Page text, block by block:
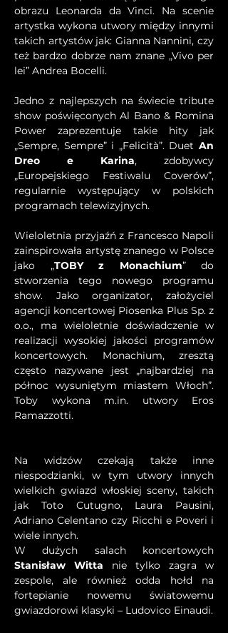
obrazu Leonarda da Vinci. Na scenie
artystka wykona utwory między innymi
takich artystów jak: Gianna Nannini, czy
też bardzo dobrze nam znane „Vivo per
lei” Andrea Bocelli.
Jedno z najlepszych na świecie tribute
show poświęconych Al Bano & Romina
Power zaprezentuje takie hity jak
„Sempre, Sempre” i „Felicità”. Duet An
Dreo e Karina, zdobywcy
„Europejskiego Festiwalu Coverów”,
regularnie występujący w polskich
programach telewizyjnych.
Wieloletnia przyjaźń z Francesco Napoli
zainspirowała artystę znanego w Polsce
jako „TOBY z Monachium” do
stworzenia tego nowego programu
show. Jako organizator, założyciel
agencji koncertowej Piosenka Plus Sp. z
o.o., ma wieloletnie doświadczenie w
realizacji wysokiej jakości programów
koncertowych. Monachium, zresztą
często nazywane jest „najbardziej na
północ wysuniętym miastem Włoch”.
Toby wykona m.in. utwory Eros
Ramazzotti.
Na widzów czekają także inne
niespodzianki, w tym utwory innych
wielkich gwiazd włoskiej sceny, takich
jak Toto Cutugno, Laura Pausini,
Adriano Celentano czy Ricchi e Poveri i
wiele innych.
Stanisław Witta nie tylko zagra w
zespole, ale również odda hołd na
fortepianie nowemu światowemu
gwiazdorowi klasyki – Ludovico Einaudi.